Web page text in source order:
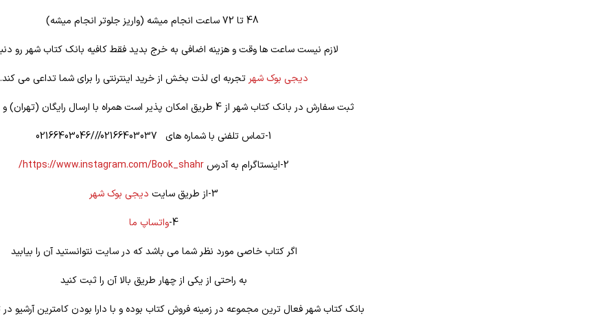
لازم نیست ساعت ها وقت و هزینه اضافی به خرج بدید فقط کافیه بانک کتاب شهر رو
دیجی بوک شهر تجربه ای لذت بخش از خرید اینترنتی را برای شما تداعی می کند.
ثبت سفارش در بانک کتاب شهر از 4 طریق امکان پذیر است همراه با ارسال رایگان (تهران) و تخفیف ویژه
1-تماس تلفنی با شماره های 02166403037///02166403046
2-اینستاگرام به آدرس
https://www.instagram.com/Book_shahr/
3-از طریق سایت
دیجی بوک شهر
4- واتساپ ما
اگر کتاب خاصی مورد نظر شما می باشد که در سایت نتوانستید آن را بیابید
به راحتی از یکی از چهار طریق بالا آن را ثبت کنید
بانک کتاب شهر فعال ترین مجموعه در زمینه فروش کتاب بوده و با دارا بودن کامترین آرشیو در